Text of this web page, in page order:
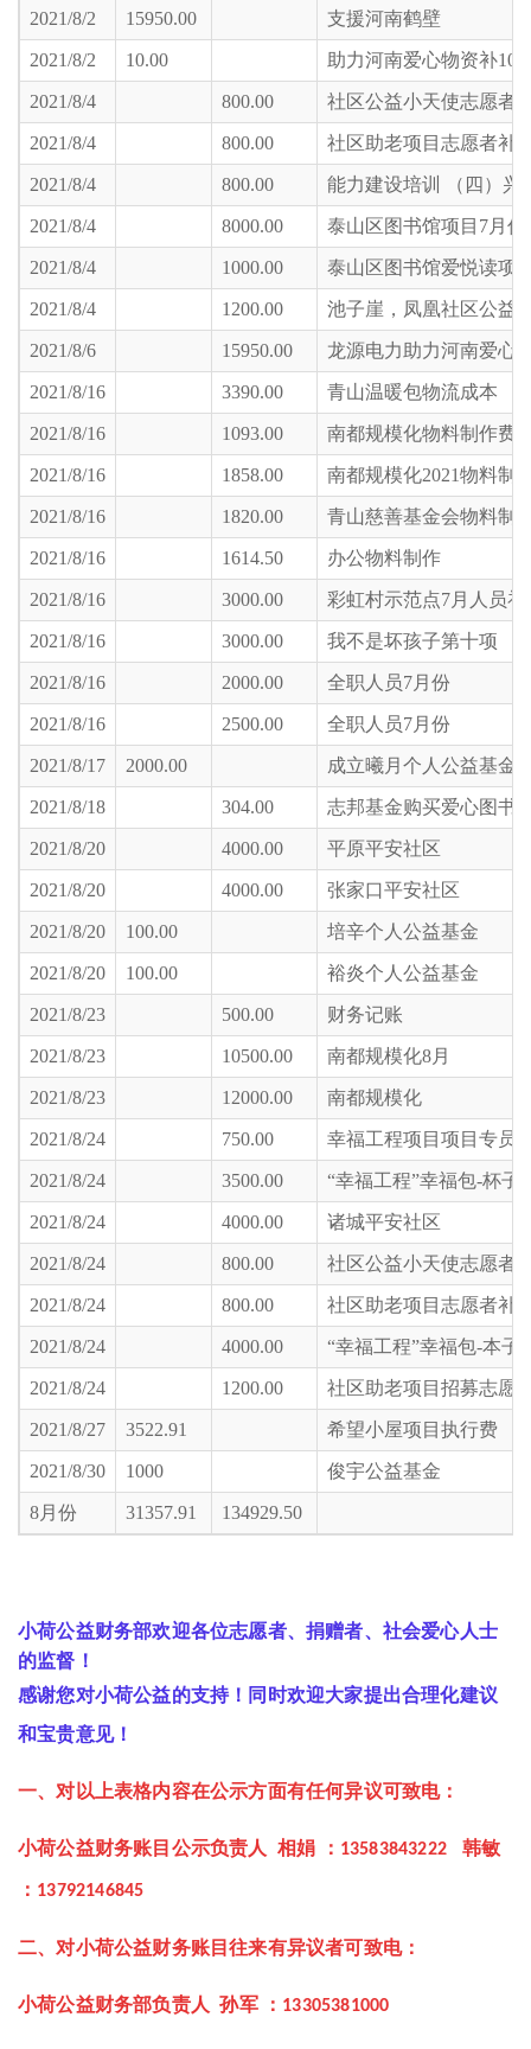
2021/8/2 15950.00 支援河南鹤壁
2021/8/2 10.00 助力河南爱心物资补10
2021/8/4 800.00 社区公益小天使志愿者
2021/8/4 800.00 社区助老项目志愿者补
2021/8/4 800.00 能力建设培训 （四）兴
2021/8/4 8000.00 泰山区图书馆项目7月
2021/8/4 1000.00 泰山区图书馆爱悦读项
2021/8/4 1200.00 池子崖，凤凰社区公益
2021/8/6 15950.00 龙源电力助力河南爱心
2021/8/16 3390.00 青山温暖包物流成本
2021/8/16 1093.00 南都规模化物料制作费
2021/8/16 1858.00 南都规模化2021物料制
2021/8/16 1820.00 青山慈善基金会物料制
2021/8/16 1614.50 办公物料制作
2021/8/16 3000.00 彩虹村示范点7月人员补
2021/8/16 3000.00 我不是坏孩子第十项
2021/8/16 2000.00 全职人员7月份
2021/8/16 2500.00 全职人员7月份
2021/8/17 2000.00 成立曦月个人公益基金
2021/8/18 304.00 志邦基金购买爱心图书
2021/8/20 4000.00 平原平安社区
2021/8/20 4000.00 张家口平安社区
2021/8/20 100.00 培辛个人公益基金
2021/8/20 100.00 裕炎个人公益基金
2021/8/23 500.00 财务记账
2021/8/23 10500.00 南都规模化8月
2021/8/23 12000.00 南都规模化
2021/8/24 750.00 幸福工程项目项目专员7
2021/8/24 3500.00 “幸福工程”幸福包-杯子
2021/8/24 4000.00 诸城平安社区
2021/8/24 800.00 社区公益小天使志愿者
2021/8/24 800.00 社区助老项目志愿者补
2021/8/24 4000.00 “幸福工程”幸福包-本子
2021/8/24 1200.00 社区助老项目招募志愿
2021/8/27 3522.91 希望小屋项目执行费
2021/8/30 1000 俊宇公益基金
8月份 31357.91 134929.50
小荷公益财务部欢迎各位志愿者、捐赠者、社会爱心人士
的监督！
感谢您对小荷公益的支持！同时欢迎大家提出合理化建议
和宝贵意见！
一、对以上表格内容在公示方面有任何异议可致电：
小荷公益财务账目公示负责人 相娟 ： 13583843222 韩敏
： 13792146845
二、对小荷公益财务账目往来有异议者可致电：
小荷公益财务部负责人孙军 ： 13305381000